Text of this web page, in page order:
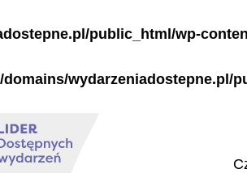
public_html/wp-
domains/wydarzeniadostepne.pl/